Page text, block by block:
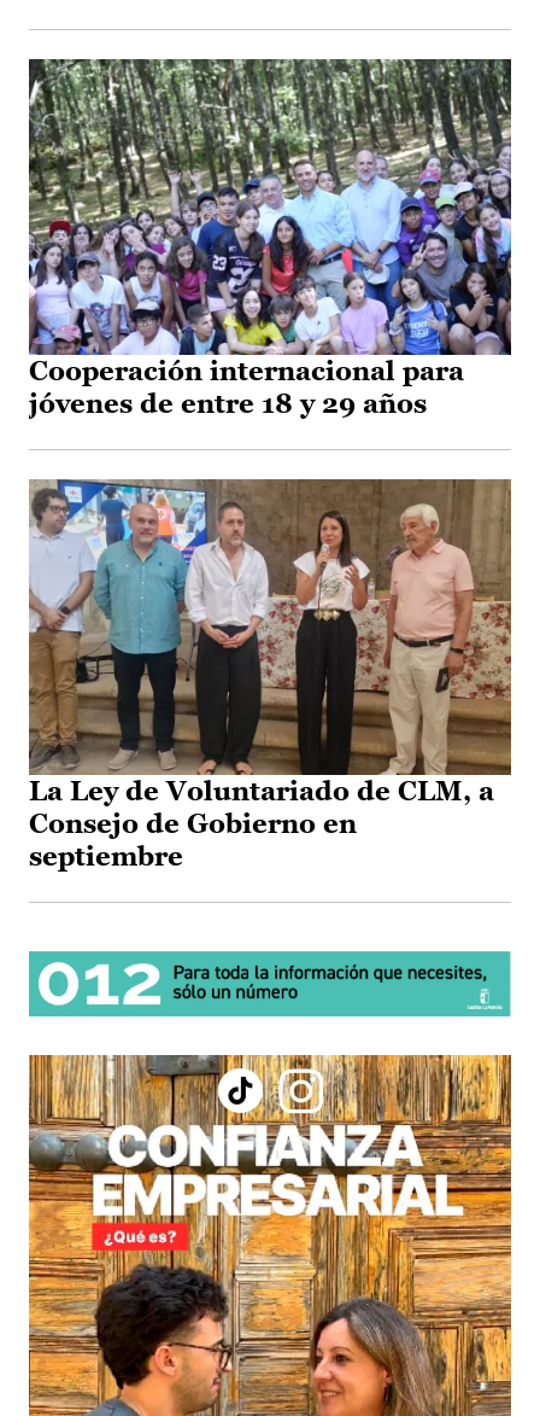
Cooperación internacional para
jóvenes de entre 18 y 29 años
La Ley de Voluntariado de CLM, a
Consejo de Gobierno en
septiembre